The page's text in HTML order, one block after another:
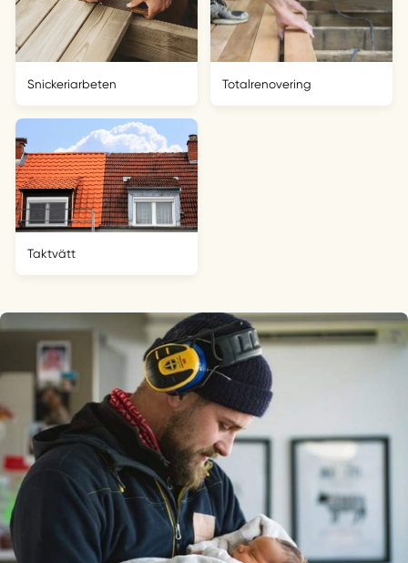
Snickeriarbeten Totalrenovering
Taktvätt